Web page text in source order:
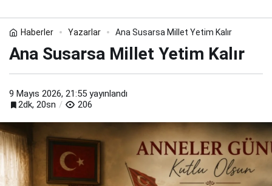
Haberler Yazarlar Ana Susarsa Millet Yetim Kalır
Ana Susarsa Millet Yetim Kalır
9 Mayıs 2026, 21:55 yayınlandı
2dk, 20sn
206